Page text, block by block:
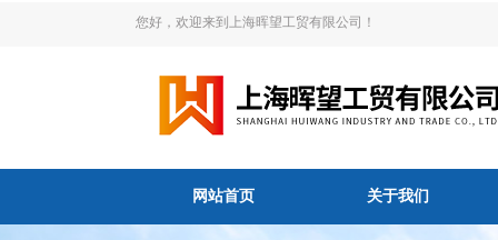
您好，欢迎来到上海晖望工贸有限公司！
网站首页 关于我们